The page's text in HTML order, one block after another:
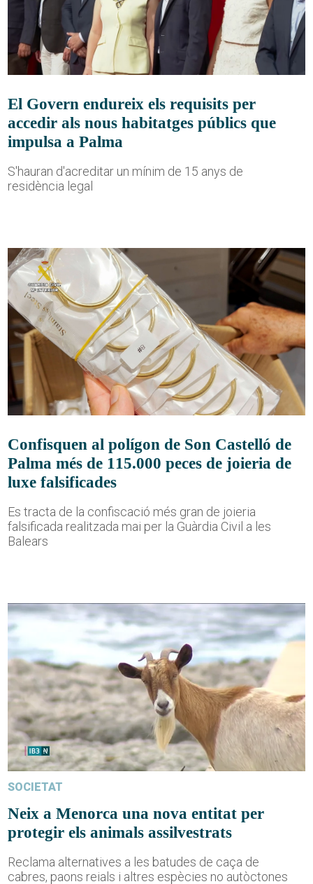
El Govern endureix els requisits per
accedir als nous habitatges públics que
impulsa a Palma
S'hauran d'acreditar un mínim de 15 anys de
residència legal
Confisquen al polígon de Son Castelló de
Palma més de 115.000 peces de joieria de
luxe falsificades
Es tracta de la confiscació més gran de joieria
falsificada realitzada mai per la Guàrdia Civil a les
Balears
SOCIETAT
Neix a Menorca una nova entitat per
protegir els animals assilvestrats
Reclama alternatives a les batudes de caça de
cabres, paons reials i altres espècies no autòctones